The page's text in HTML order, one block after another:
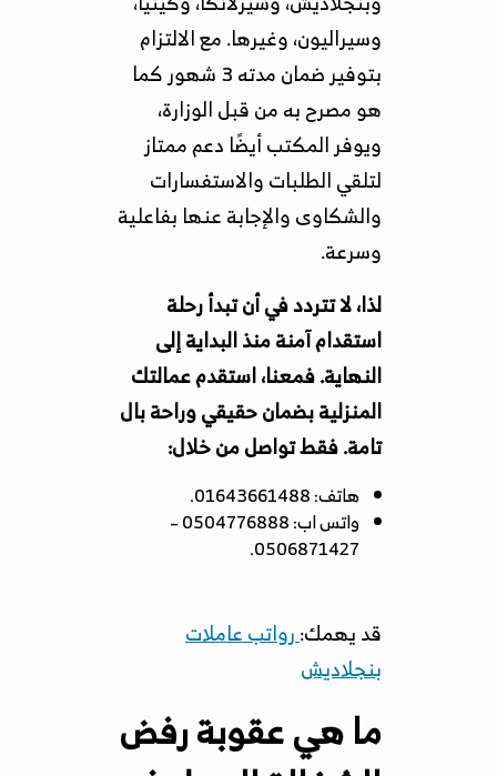
وسيراليون، وغيرها. مع الالتزام
بتوفير ضمان مدته 3 شهور كما
هو مصرح به من قبل الوزارة،
ويوفر المكتب أيضًا دعم ممتاز
لتلقي الطلبات والاستفسارات
والشكاوى والإجابة عنها بفاعلية
وسرعة.
لذا، لا تتردد في أن تبدأ رحلة
استقدام آمنة منذ البداية إلى
النهاية. فمعنا، استقدم عمالتك
المنزلية بضمان حقيقي وراحة بال
تامة. فقط تواصل من خلال:
هاتف: 01643661488.
واتس اب: 0504776888 –
0506871427.
قد يهمك:رواتب عاملات
بنجلاديش
ما هي عقوبة رفض